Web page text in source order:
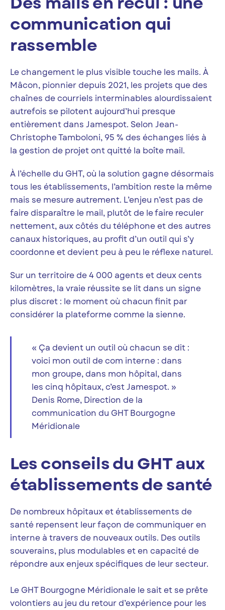
communication qui
rassemble
Le changement le plus visible touche les mails. À
Mâcon, pionnier depuis 2021, les projets que des
chaînes de courriels interminables alourdissaient
autrefois se pilotent aujourd’hui presque
entièrement dans Jamespot. Selon Jean-
Christophe Tamboloni, 95 % des échanges liés à
la gestion de projet ont quitté la boîte mail.
À l’échelle du GHT, où la solution gagne désormais
tous les établissements, l’ambition reste la même
mais se mesure autrement. L’enjeu n’est pas de
faire disparaître le mail, plutôt de le faire reculer
nettement, aux côtés du téléphone et des autres
canaux historiques, au profit d’un outil qui s’y
coordonne et devient peu à peu le réflexe naturel.
Sur un territoire de 4 000 agents et deux cents
kilomètres, la vraie réussite se lit dans un signe
plus discret : le moment où chacun finit par
considérer la plateforme comme la sienne.
« Ça devient un outil où chacun se dit :
voici mon outil de com interne : dans
mon groupe, dans mon hôpital, dans
les cinq hôpitaux, c’est Jamespot. »
Denis Rome, Direction de la
communication du GHT Bourgogne
Méridionale
Les conseils du GHT aux
établissements de santé
De nombreux hôpitaux et établissements de
santé repensent leur façon de communiquer en
interne à travers de nouveaux outils. Des outils
souverains, plus modulables et en capacité de
répondre aux enjeux spécifiques de leur secteur.
Le GHT Bourgogne Méridionale le sait et se prête
volontiers au jeu du retour d’expérience pour les